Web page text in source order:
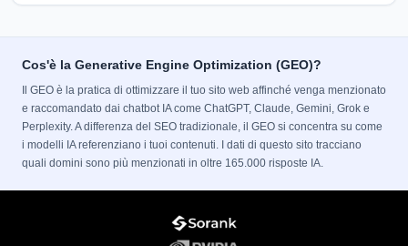
Cos'è la Generative Engine Optimization (GEO)?
Il GEO è la pratica di ottimizzare il tuo sito web affinché venga menzionato
e raccomandato dai chatbot IA come ChatGPT, Claude, Gemini, Grok e
Perplexity. A differenza del SEO tradizionale, il GEO si concentra su come
i modelli IA referenziano i tuoi contenuti. I dati di questo sito tracciano
quali domini sono più menzionati in oltre 165.000 risposte IA.